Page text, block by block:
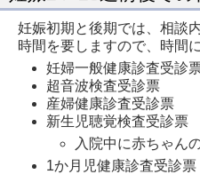
妊娠初期と後期では、相談
時間を要しますので、時間
妊婦一般健康診査受診
超音波検査受診票
産婦健康診査受診票
新生児聴覚検査受診票
入院中に赤ちゃん
1か月児健康診査受診票